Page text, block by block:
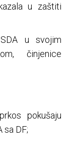
u zaštiti
u svojim
činjenice
pokušaju
sa DF;